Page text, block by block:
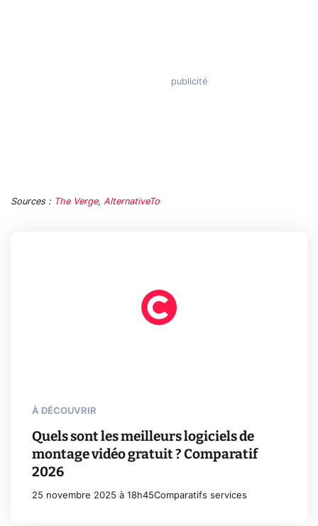
Sources : The Verge, AlternativeTo
À DÉCOUVRIR
Quels sont les meilleurs logiciels de
montage vidéo gratuit ? Comparatif
2026
25 novembre 2025 à 18h45Comparatifs services